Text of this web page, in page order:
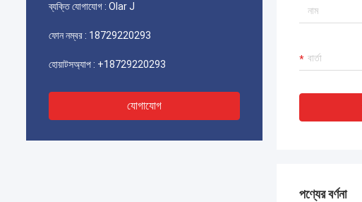
ব্যক্তি যোগাযোগ : Olar J
ফোন নম্বর : 18729220293
হোয়াটসঅ্যাপ : +18729220293
যোগাযোগ
পণ্যের বর্ণনা